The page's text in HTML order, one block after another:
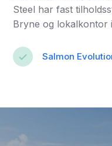
Steel har fast
Bryne og lokalkontor
Salmon